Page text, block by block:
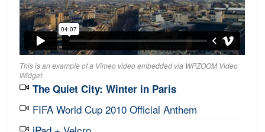
This is an example of a Vimeo video embedded via WPZOOM Video
Widget
The Quiet City: Winter in Paris
FIFA World Cup 2010 Official Anthem